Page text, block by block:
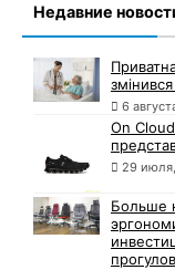
Недавние
6
On
29
Больше